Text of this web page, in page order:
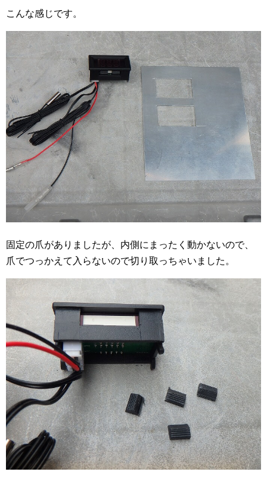
こんな感じです。
固定の爪がありましたが、内側にまったく動かないので、
爪でつっかえて入らないので切り取っちゃいました。